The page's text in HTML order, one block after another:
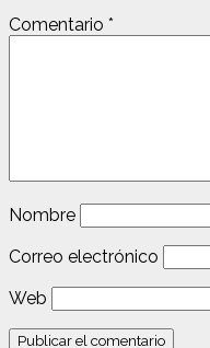
Comentario *
Nombre
Correo electrónico
Web